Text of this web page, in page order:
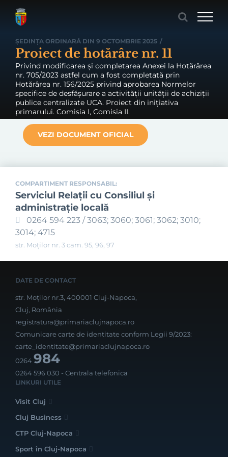
ȘEDINȚA ORDINARĂ DIN 9 OCTOMBRIE 2025 /
Proiect de hotărâre nr. 11
Privind modificarea și completarea Anexei la Hotărârea
nr. 705/2023 astfel cum a fost completată prin
Hotărârea nr. 156/2025 privind aprobarea Normelor
specifice de desfășurare a activității unității de achiziții
publice centralizate UCA. Proiect din inițiativa
primarului. Comisia I, Comisia II.
VEZI DOCUMENT OFICIAL
COMPARTIMENT RESPONSABIL:
Serviciul Relaţii cu Consiliul şi
administraţie locală
0264 594 223 / 3063; 3060; 3061; 3062; 3010;
3014; 4715
str. Moților nr. 3 cam. 95, 96, 97
DATE DE CONTACT
str. Moților nr.3, 400001 Cluj-Napoca,
Cluj, România
registratura@primariaclujnapoca.ro
Comunicare carte de identitate conform Legii 9/2023:
carte_identitate@primariaclujnapoca.ro
0264984
0264 596 030 - Centrala telefonica
LINKURI UTILE
Visit Cluj
Cluj Business
CTP Cluj-Napoca
Sport în Cluj-Napoca